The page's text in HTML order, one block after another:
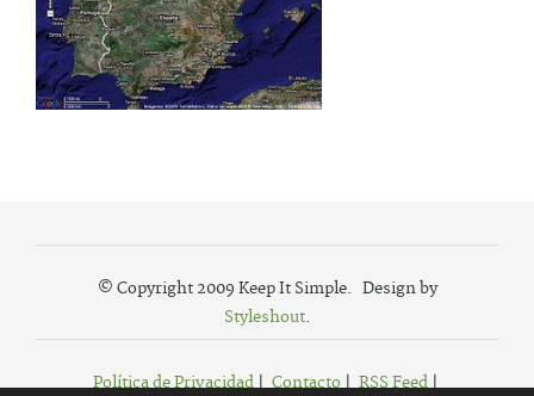
© Copyright 2009 Keep It Simple. Design by
Styleshout.
Política de Privacidad| Contacto| RSS Feed|